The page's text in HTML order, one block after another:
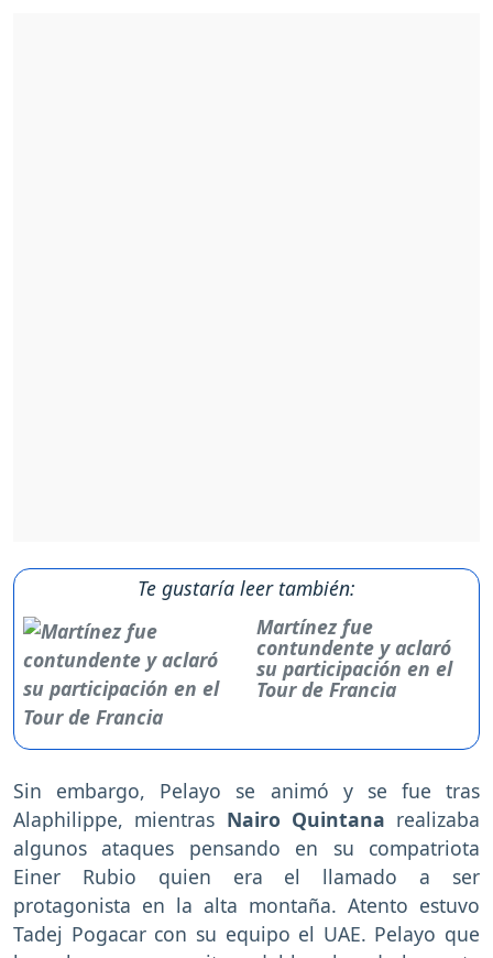
Te gustaría leer también:
Martínez fue
contundente y aclaró
su participación en el
Tour de Francia
Sin embargo, Pelayo se animó y se fue tras
Alaphilippe, mientras Nairo Quintana realizaba
algunos ataques pensando en su compatriota
Einer Rubio quien era el llamado a ser
protagonista en la alta montaña. Atento estuvo
Tadej Pogacar con su equipo el UAE. Pelayo que